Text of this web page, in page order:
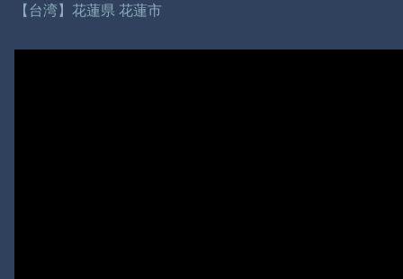
【台湾】花蓮県 花蓮市